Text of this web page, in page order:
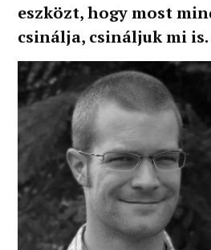
eszközt, hogy most
csinálja, csináljuk mi